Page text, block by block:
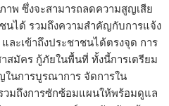
พ ซึ่งจะสามารถลดความสูญเสีย
นได้ รวมถึงความสำคัญกับการแจ้ง
ละเข้าถึงประชาชนได้ตรงจุด การ
สมัคร กู้ภัยในพื้นที่ ทั้งนี้การเตรียม
นการบูรณาการ จัดการใน
มถึงการซักซ้อมแผนให้พร้อมดูแล